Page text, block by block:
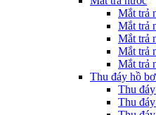
Mắt trả
Mắt trả
Mắt trả
Mắt trả
Mắt trả
Thu đáy hồ
Thu
Thu